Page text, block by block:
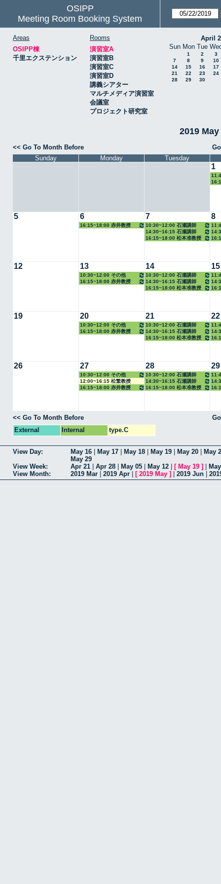
OSIPP
Meeting Room Booking System
Areas
OSIPP棟
千里エクステンション
Rooms
演習室A
演習室B
演習室C
演習室D
講義シアター
マルチメディア演習室
会議室
プロジェクト研究室
April
Sun Mon Tue
1 2
3
7
8 9
10
14
15 16
17
21
22 23
24
28
29 30
2019
<< Go To Month Before
Sunday
Monday Tuesday
1
5 6
16:15~18:00 赤井教授
7
10:30~12:00 石瀬講師
14:30~16:15 石瀬講師
16:15~18:00 松本准教授
8
12 13
10:30~12:00 その他
16:15~18:00 赤井教授
14
10:30~12:00 石瀬講師
14:30~16:15 石瀬講師
16:15~18:00 松本准教授
15
19 20
10:30~12:00 その他
16:15~18:00 赤井教授
21
10:30~12:00 石瀬講師
14:30~16:15 石瀬講師
16:15~18:00 松本准教授
22
26 27
10:30~12:00 その他
12:00~16:15 松繁教授
16:15~18:00 赤井教授
28
10:30~12:00 石瀬講師
14:30~16:15 石瀬講師
16:15~18:00 松本准教授
29
<< Go To Month Before
External
Internal type.C
View Day: May 16 May 17 May 18 May 19 May 20
May
May 29
View Week:
Apr 21 Apr 28 May 05 May 12 [ May 19 ]
View Month:
2019 Mar 2019 Apr [ 2019 May ] 2019 Jun